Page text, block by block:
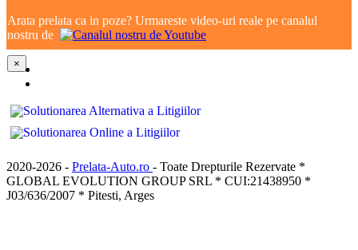
Arata prelata ca in poze? Urmareste video-uri reale pe canalul
nostru de
×
2020-2026 - Prelata-Auto.ro - Toate Drepturile Rezervate *
GLOBAL EVOLUTION GROUP SRL * CUI:21438950 *
J03/636/2007 * Pitesti, Arges